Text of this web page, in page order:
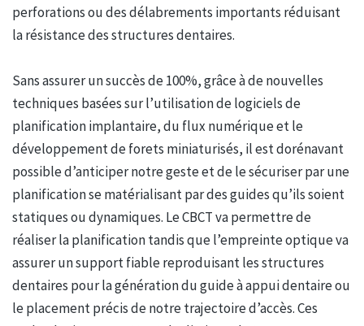
perforations ou des délabrements importants réduisant
la résistance des structures dentaires.
Sans assurer un succès de 100%, grâce à de nouvelles
techniques basées sur l’utilisation de logiciels de
planification implantaire, du flux numérique et le
développement de forets miniaturisés, il est dorénavant
possible d’anticiper notre geste et de le sécuriser par une
planification se matérialisant par des guides qu’ils soient
statiques ou dynamiques. Le CBCT va permettre de
réaliser la planification tandis que l’empreinte optique va
assurer un support fiable reproduisant les structures
dentaires pour la génération du guide à appui dentaire ou
le placement précis de notre trajectoire d’accès. Ces